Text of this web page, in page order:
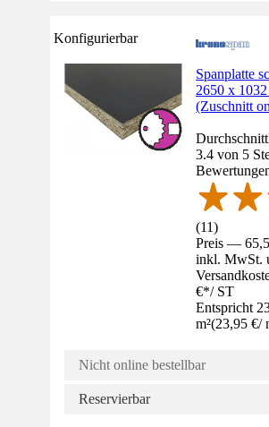
Konfigurierbar
Spanplatte
2650 x
(Zuschnitt
3.4 von 5
(11)
Preis —
inkl. MwSt.
€*/ ST
Entspricht
m²(23,95 €/
Nicht online bestellbar
Reservierbar